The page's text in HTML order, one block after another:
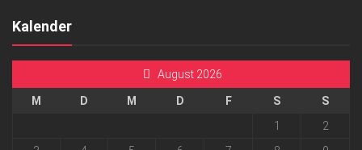
Kalender
August 2026
M D M D F S
S
1
2